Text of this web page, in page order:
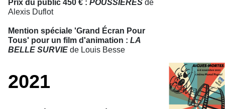
Prix du public 450 € : POUSSIÈRES de
Alexis Duflot
Mention spéciale 'Grand Écran Pour
Tous' pour un film d'animation : LA
BELLE SURVIE de Louis Besse
2021